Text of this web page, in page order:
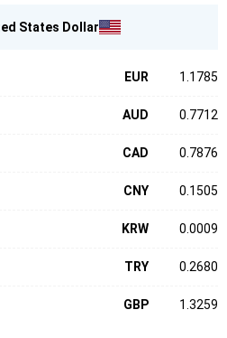
States Dollar
EUR 1.1785
AUD 0.7712
CAD 0.7876
CNY 0.1505
KRW 0.0009
TRY 0.2680
GBP 1.3259